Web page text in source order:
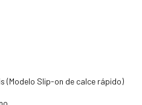
(Modelo Slip-on de calce rápido)